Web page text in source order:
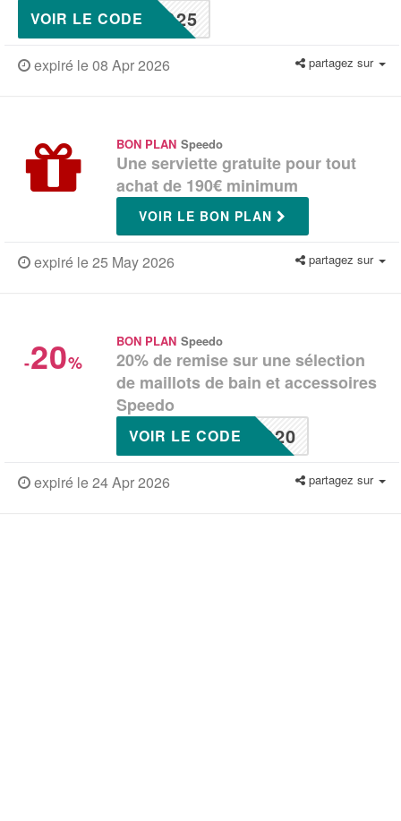
G25
VOIR LE CODE
expiré le 08 Apr 2026 partagez sur
BON PLAN Speedo
Une serviette gratuite pour tout
achat de 190€ minimum
VOIR LE BON PLAN
expiré le 25 May 2026 partagez sur
-20%
BON PLAN Speedo
20% de remise sur une sélection
de maillots de bain et accessoires
Speedo
O20
VOIR LE CODE
expiré le 24 Apr 2026 partagez sur